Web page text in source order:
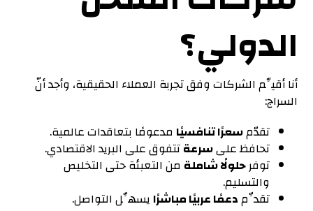
الدولي؟
أنا أقيِّم الشركات وفق تجربة العملاء الحقيقية، وأجد أنّ
السراج:
تقدّمسعرًا تنافسيًا مدعومًا بتعاقدات عالمية.
تحافظ علىسرعةتتفوق على البريد الاقتصادي.
توفرحلولًا شاملة من التعبئة حتى التخليص
والتسليم.
تقدِّمدعمًا عربيًا مباشرًا يسهِّل التواصل.